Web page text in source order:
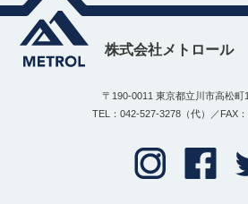
株式会社メトロール
〒190-0011 東京都立川市高松町
TEL：042-527-3278（代）／FAX